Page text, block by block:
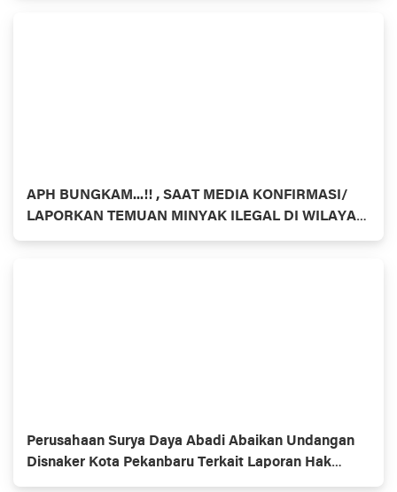
APH BUNGKAM...!! , SAAT MEDIA KONFIRMASI/
LAPORKAN TEMUAN MINYAK ILEGAL DI WILAYAH
HUKUM INHU- RIAU BEROPERASI SETIAP HARI
Perusahaan Surya Daya Abadi Abaikan Undangan
Disnaker Kota Pekanbaru Terkait Laporan Hak
Buruh